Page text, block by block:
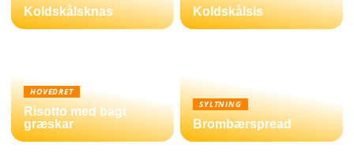
Koldskålsknas Koldskålsis
HOVEDRET
Risotto med bagt
græskar
SYLTNING
Brombærspread